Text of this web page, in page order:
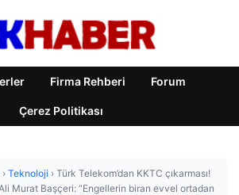
Firma Rehberi Forum
Çerez Politikası
› Teknoloji › Türk Telekom’dan KKTC çıkarması!
Murat Başçeri: “Engellerin biran evvel ortadan